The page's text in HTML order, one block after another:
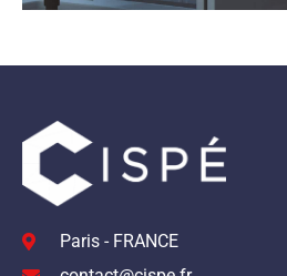
Paris - FRANCE